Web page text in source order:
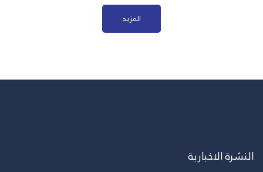
المزيد
النشرة الاخبارية